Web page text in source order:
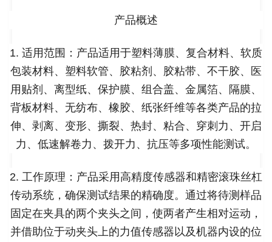
产品概述
1. 适用范围：产品适用于塑料薄膜、复合材料、软质
包装材料、塑料软管、胶粘剂、胶粘带、不干胶、医
用贴剂、离型纸、保护膜、组合盖、金属箔、隔膜、
背板材料、无纺布、橡胶、纸张纤维等各类产品的拉
伸、剥离、变形、撕裂、热封、粘合、穿刺力、开启
力、低速解卷力、拨开力、抗压等多项性能测试。
2. 工作原理：产品采用高精度传感器和精密滚珠丝杠
传动系统，确保测试结果的精确度。通过将待测样品
固定在夹具的两个夹头之间，使两者产生相对运动，
并借助位于动夹头上的力值传感器以及机器内设的位